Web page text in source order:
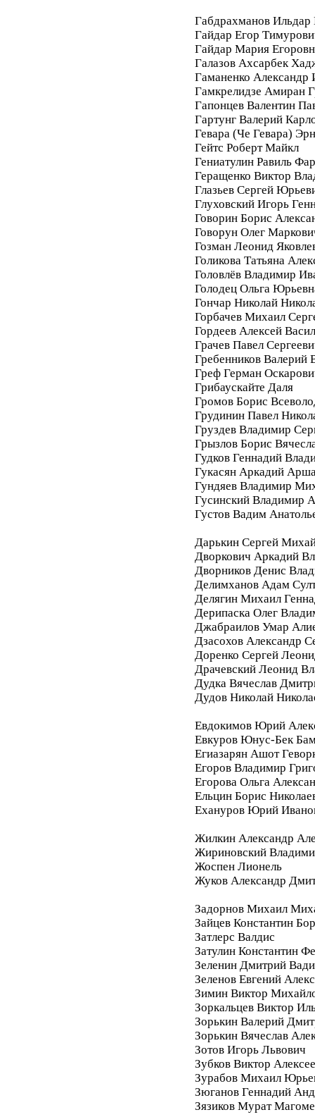
Габдрахманов Ильдар
Гайдар Егор
Гайдар Мария
Галазов Ахсарбек
Гаманенко Александр
Гамкрелидзе Амиран
Гапонцев Валентин
Гартунг Валерий
Гевара (Че Гевара)
Гейтс Роберт Майкл
Гениатулин Равиль
Геращенко Виктор
Глазьев Сергей
Глуховский Игорь
Говорин Борис
Говорун Олег
Гозман Леонид
Голикова Татьяна
Головлёв Владимир
Голодец Ольга
Гончар Николай
Горбачев Михаил
Гордеев Алексей
Грачев Павел
Гребенников Валерий
Греф Герман
Грибаускайте Даля
Громов Борис
Грудинин Павел
Груздев Владимир
Грызлов Борис
Гудков Геннадий
Гукасян Аркадий
Гундяев Владимир
Гусинский Владимир
Густов Вадим
Дарькин Сергей
Дворкович Аркадий
Дворников Денис
Делимханов Адам
Делягин Михаил
Дерипаска Олег
Джабраилов Умар
Дзасохов Александр
Доренко Сергей
Драчевский Леонид
Дудка Вячеслав
Дудов Николай
Евдокимов Юрий
Евкуров Юнус-Бек
Егиазарян Ашот
Егоров Владимир
Егорова Ольга
Ельцин Борис
Ехануров Юрий
Жилкин Александр
Жириновский
Жоспен Лионель
Жуков Александр
Задорнов Михаил
Зайцев Константин
Затлерс Валдис
Затулин Константин
Зеленин Дмитрий
Зеленов Евгений
Зимин Виктор
Зоркальцев Виктор
Зорькин Валерий
Зорькин Вячеслав
Зотов Игорь Львович
Зубков Виктор
Зурабов Михаил
Зюганов Геннадий
Зязиков Мурат